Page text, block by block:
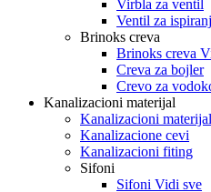
Virbla za ventil
Ventil za
Brinoks creva
Brinoks creva
Creva za bojler
Crevo za
Kanalizacioni materijal
Kanalizacioni
Kanalizacione cevi
Kanalizacioni fiting
Sifoni
Sifoni Vidi sve